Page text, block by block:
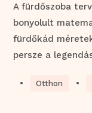
A fürdőszoba
bonyolult
fürdőkád
persze a
• Otthon •